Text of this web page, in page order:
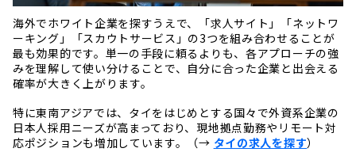
海外でホワイト企業を探すうえで、「求人サイト」「ネットワ
ーキング」「スカウトサービス」の3つを組み合わせることが
最も効果的です。単一の手段に頼るよりも、各アプローチの強
みを理解して使い分けることで、自分に合った企業と出会える
確率が大きく上がります。
特に東南アジアでは、タイをはじめとする国々で外資系企業の
日本人採用ニーズが高まっており、現地拠点勤務やリモート対
応ポジションも増加しています。（→ タイの求人を探す）